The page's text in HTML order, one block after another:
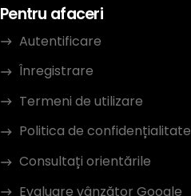
Pentru afaceri
Autentificare
Înregistrare
Termeni de utilizare
Politica de confidențialitate
Consultați orientările
Evaluare vânzător Google